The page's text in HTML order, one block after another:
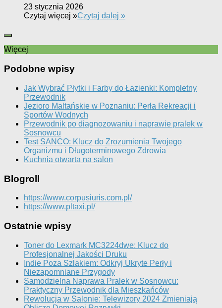
23 stycznia 2026
Czytaj więcej »Czytaj dalej »
Więcej
Podobne wpisy
Jak Wybrać Płytki i Farby do Łazienki: Kompletny
Przewodnik
Jezioro Maltańskie w Poznaniu: Perła Rekreacji i
Sportów Wodnych
Przewodnik po diagnozowaniu i naprawie pralek w
Sosnowcu
Test SANCO: Klucz do Zrozumienia Twojego
Organizmu i Długoterminowego Zdrowia
Kuchnia otwarta na salon
Blogroll
https://www.corpusiuris.com.pl/
https://www.pltaxi.pl/
Ostatnie wpisy
Toner do Lexmark MC3224dwe: Klucz do
Profesjonalnej Jakości Druku
Indie Poza Szlakiem: Odkryj Ukryte Perły i
Niezapomniane Przygody
Samodzielna Naprawa Pralek w Sosnowcu:
Praktyczny Przewodnik dla Mieszkańców
Rewolucja w Salonie: Telewizory 2024 Zmieniają